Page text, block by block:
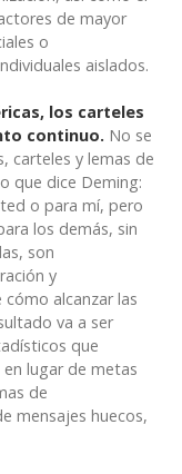
de mayor
o
aislados.
los carteles
continuo. No se
carteles y lemas de
que dice Deming:
o para mí, pero
los demás, sin
son
y
alcanzar las
va a ser
que
lugar de metas
de
mensajes huecos,